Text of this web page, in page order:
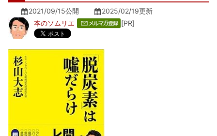
2021/09/15公開 2025/02/19更新
本のソムリエ
[PR]